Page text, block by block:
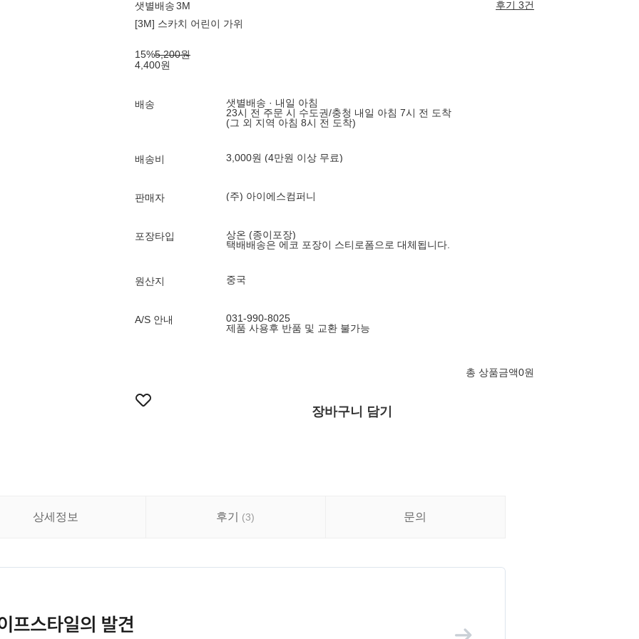
샛별배송3M
후기 3건
[3M] 스카치 어린이 가위
15%5,200원
4,400원
배송
샛별배송 · 내일 아침
23시 전 주문 시 수도권/충청 내일 아침 7시 전 도착
(그 외 지역 아침 8시 전 도착)
배송비 3,000원 (4만원 이상 무료)
판매자 (주) 아이에스컴퍼니
포장타입
상온 (종이포장)
택배배송은 에코 포장이 스티로폼으로 대체됩니다.
원산지 중국
A/S 안내
031-990-8025
제품 사용후 반품 및 교환 불가능
총 상품금액0원
장바구니 담기
상세정보 후기 (3) 문의